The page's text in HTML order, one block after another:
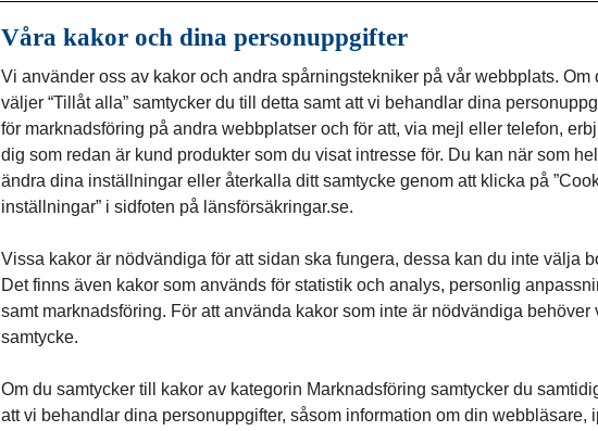
Kom och utvecklas med oss!
Se lediga jobb Prenumerera på jobb
Våra kakor och dina personuppgifter
Vi använder oss av kakor och andra spårningstekniker på vår webbplats. Om
väljer “Tillåt alla” samtycker du till detta samt att vi behandlar dina
för marknadsföring på andra webbplatser och för att, via mejl eller telefon,
dig som redan är kund produkter som du visat intresse för. Du kan när som
ändra dina inställningar eller återkalla ditt samtycke genom att klicka på
inställningar” i sidfoten på länsförsäkringar.se.
Vissa kakor är nödvändiga för att sidan ska fungera, dessa kan du inte välja
Det finns även kakor som används för statistik och analys, personlig
samt marknadsföring. För att använda kakor som inte är nödvändiga behöver
samtycke.
Om du samtycker till kakor av kategorin Marknadsföring samtycker du
att vi behandlar dina personuppgifter, såsom information om din webbläsare,